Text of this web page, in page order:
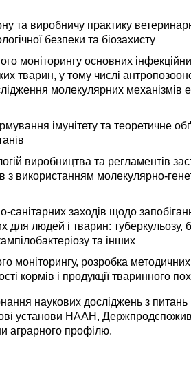
та виробничу практику
безпеки та біозахисту
моніторингу основних
тварин, у тому числі
молекулярних механізмів
імунітету та теоретичне
виробництва та регламентів
з використанням молекулярно-
заходів щодо
для людей і тварин: туберкульозу,
та інших
моніторингу, розробка
кормів і продукції тваринного
наукових досліджень з питань
установи НААН,
аграрного профілю.